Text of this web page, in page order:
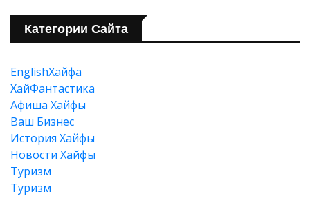
Категории Сайта
EnglishХайфа
XайФантастика
Афиша Хайфы
Ваш Бизнес
История Хайфы
Новости Хайфы
Туризм
Туризм